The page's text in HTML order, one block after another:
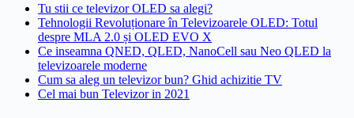
Tu stii ce televizor OLED sa alegi?
Tehnologii Revoluționare în Televizoarele OLED: Totul
despre MLA 2.0 și OLED EVO X
Ce inseamna QNED, QLED, NanoCell sau Neo QLED la
televizoarele moderne
Cum sa aleg un televizor bun? Ghid achizitie TV
Cel mai bun Televizor in 2021